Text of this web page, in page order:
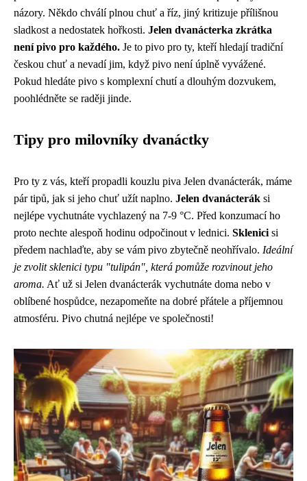
názory. Někdo chválí plnou chuť a říz, jiný kritizuje přílišnou
sladkost a nedostatek hořkosti. Jelen dvanácterka zkrátka
není pivo pro každého. Je to pivo pro ty, kteří hledají tradiční
českou chuť a nevadí jim, když pivo není úplně vyvážené.
Pokud hledáte pivo s komplexní chutí a dlouhým dozvukem,
poohlédněte se raději jinde.
Tipy pro milovníky dvanáctky
Pro ty z vás, kteří propadli kouzlu piva Jelen dvanácterák, máme
pár tipů, jak si jeho chuť užít naplno. Jelen dvanácterák si
nejlépe vychutnáte vychlazený na 7-9 °C. Před konzumací ho
proto nechte alespoň hodinu odpočinout v lednici. Sklenici si
předem nachlaďte, aby se vám pivo zbytečně neohřívalo. Ideální
je zvolit sklenici typu "tulipán", která pomůže rozvinout jeho
aroma. Ať už si Jelen dvanácterák vychutnáte doma nebo v
oblíbené hospůdce, nezapomeňte na dobré přátele a příjemnou
atmosféru. Pivo chutná nejlépe ve společnosti!